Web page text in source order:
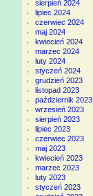
sierpień 2024
lipiec 2024
czerwiec 2024
maj 2024
kwiecień 2024
marzec 2024
luty 2024
styczeń 2024
grudzień 2023
listopad 2023
październik 2023
wrzesień 2023
sierpień 2023
lipiec 2023
czerwiec 2023
maj 2023
kwiecień 2023
marzec 2023
luty 2023
styczeń 2023